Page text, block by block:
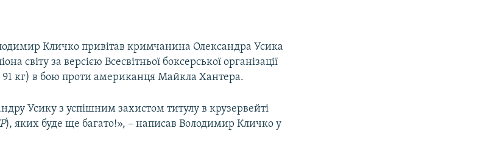
Кличко привітав кримчанина Олександра Усика
світу за версією Всесвітньої боксерської організації
91 кг) в бою проти американця Майкла Хантера.
Усику з успішним захистом титулу в крузервейті
), яких буде ще багато!», – написав Володимир Кличко у